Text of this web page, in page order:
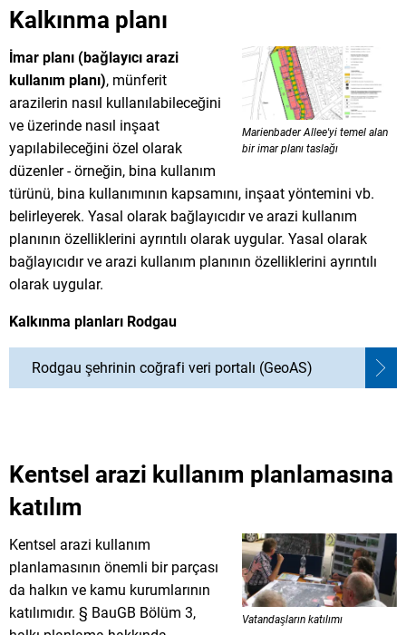
Kalkınma planı
Marienbader Allee'yi temel alan
bir imar planı taslağı
İmar planı (bağlayıcı arazi
kullanım planı), münferit
arazilerin nasıl kullanılabileceğini
ve üzerinde nasıl inşaat
yapılabileceğini özel olarak
düzenler - örneğin, bina kullanım
türünü, bina kullanımının kapsamını, inşaat yöntemini vb.
belirleyerek. Yasal olarak bağlayıcıdır ve arazi kullanım
planının özelliklerini ayrıntılı olarak uygular. Yasal olarak
bağlayıcıdır ve arazi kullanım planının özelliklerini ayrıntılı
olarak uygular.
Kalkınma planları Rodgau
Rodgau şehrinin coğrafi veri portalı (GeoAS)
Kentsel arazi kullanım planlamasına
katılım
Vatandaşların katılımı
Kentsel arazi kullanım
planlamasının önemli bir parçası
da halkın ve kamu kurumlarının
katılımıdır. § BauGB Bölüm 3,